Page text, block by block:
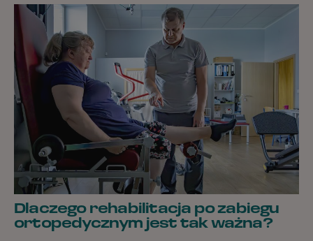
Dlaczego rehabilitacja po zabiegu
ortopedycznym jest tak ważna?